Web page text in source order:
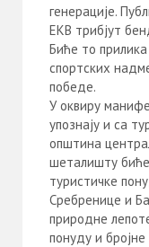
генерације.
ЕКВ трибјут
Биће то
спортских
победе.
У оквиру
упознају и са
општина
шеталишту
туристичке
Сребренице и
природне
понуду и бројне